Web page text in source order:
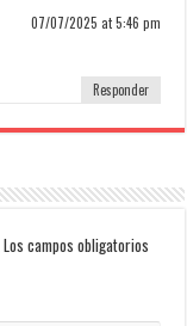
07/07/2025 at 5:46 pm
Responder
Los campos obligatorios